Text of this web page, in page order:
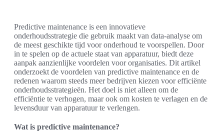
Predictive maintenance is een innovatieve
onderhoudsstrategie die gebruik maakt van data-analyse om
de meest geschikte tijd voor onderhoud te voorspellen. Door
in te spelen op de actuele staat van apparatuur, biedt deze
aanpak aanzienlijke voordelen voor organisaties. Dit artikel
onderzoekt de voordelen van predictive maintenance en de
redenen waarom steeds meer bedrijven kiezen voor efficiënte
onderhoudsstrategieën. Het doel is niet alleen om de
efficiëntie te verhogen, maar ook om kosten te verlagen en de
levensduur van apparatuur te verlengen.
Wat is predictive maintenance?